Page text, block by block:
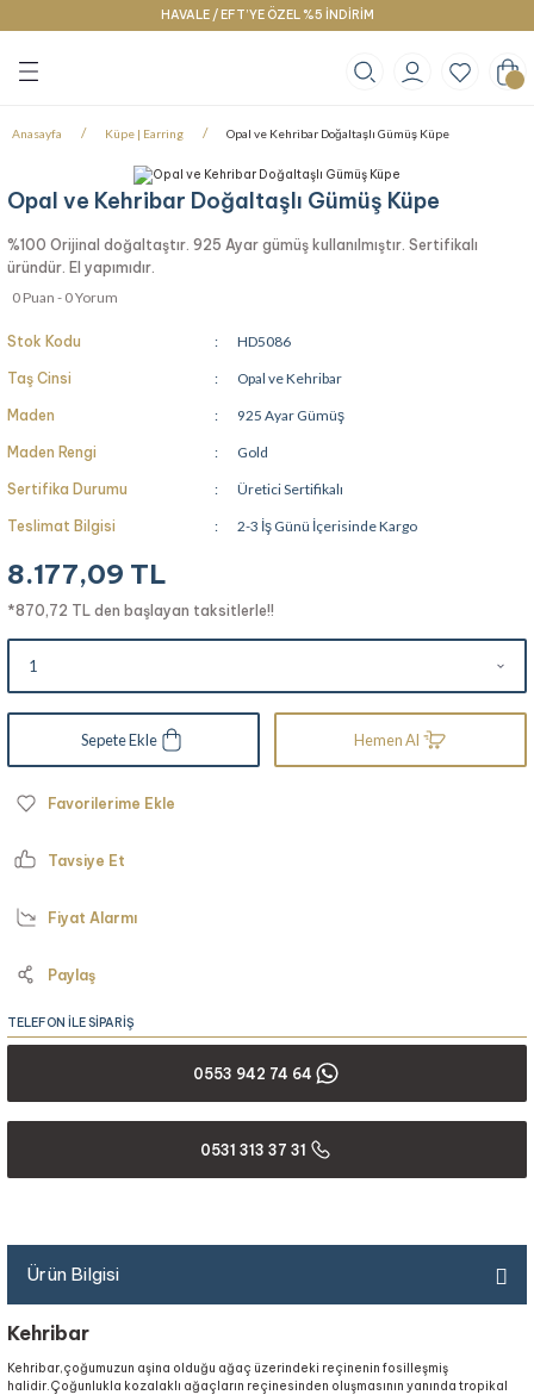
HAVALE / EFT’YE ÖZEL %5 İNDİRİM
Geri Dön
Geri Dön
Geri Dön
Anasayfa Küpe | Earring Opal ve Kehribar Doğaltaşlı Gümüş Küpe
Opal ve Kehribar Doğaltaşlı Gümüş Küpe
%100 Orijinal doğaltaştır. 925 Ayar gümüş kullanılmıştır. Sertifikalı
üründür. El yapımıdır.
0 Puan - 0 Yorum
Stok Kodu HD5086
Taş Cinsi Opal ve Kehribar
Maden 925 Ayar Gümüş
Maden Rengi Gold
Sertifika Durumu Üretici Sertifikalı
Teslimat Bilgisi 2-3 İş Günü İçerisinde Kargo
8.177,09 TL
*870,72 TL den başlayan taksitlerle!!
Sepete Ekle Hemen Al
Tavsiye Et
Fiyat Alarmı
Paylaş
TELEFON İLE SİPARİŞ
0553 942 74 64
0531 313 37 31
Ürün Bilgisi
Kehribar
Kehribar,çoğumuzun aşina olduğu ağaç üzerindeki reçinenin fosilleşmiş
halidir.Çoğunlukla kozalaklı ağaçların reçinesinden oluşmasının yanında tropikal